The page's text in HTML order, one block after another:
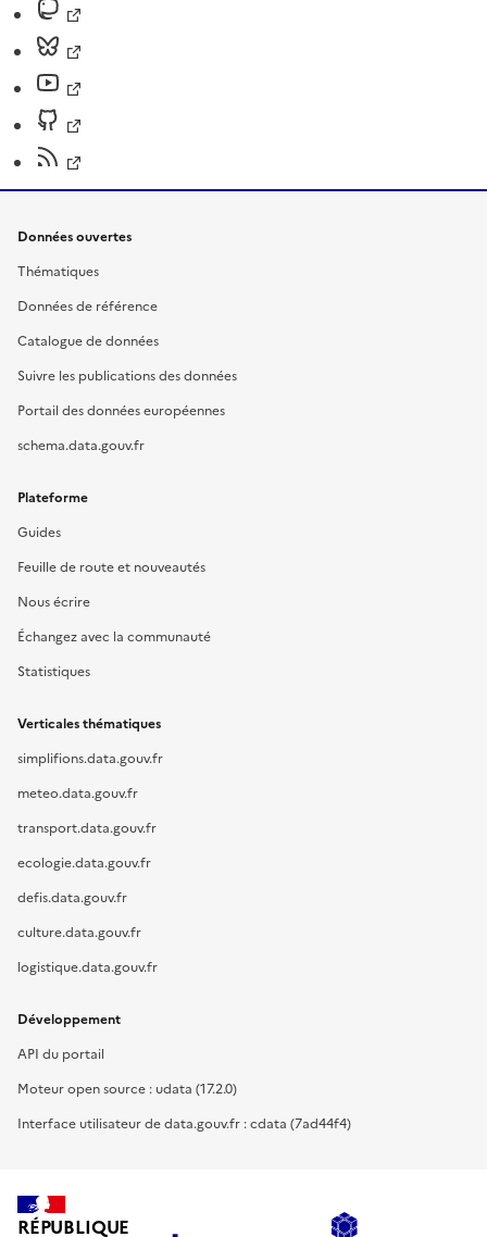
Données ouvertes
Thématiques
Données de référence
Catalogue de données
Suivre les publications des données
Portail des données européennes
schema.data.gouv.fr
Plateforme
Guides
Feuille de route et nouveautés
Nous écrire
Échangez avec la communauté
Statistiques
Verticales thématiques
simplifions.data.gouv.fr
meteo.data.gouv.fr
transport.data.gouv.fr
ecologie.data.gouv.fr
defis.data.gouv.fr
culture.data.gouv.fr
logistique.data.gouv.fr
Développement
API du portail
Moteur open source : udata (17.2.0)
Interface utilisateur de data.gouv.fr : cdata (7ad44f4)
RÉPUBLIQUE